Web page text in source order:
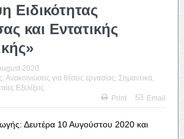
Ειδικότητας
και Εντατικής
2020
Ανακοινώσεις για θέσεις εργασίας Σημαντικά
Εξελίξεις
Print
Email
Δευτέρα 10 Αυγούστου 2020 και